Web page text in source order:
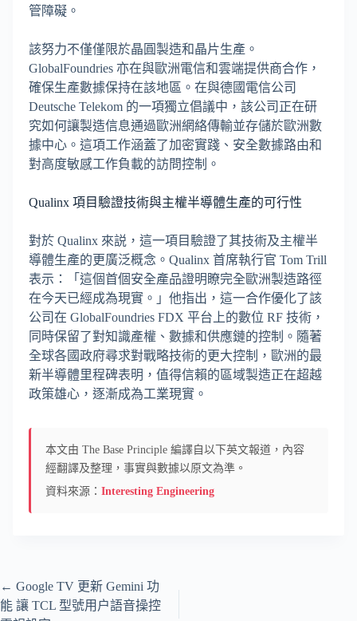
管障礙。
該努力不僅僅限於晶圓製造和晶片生產。
GlobalFoundries 亦在與歐洲電信和雲端提供商合作，
確保生產數據保持在該地區。在與德國電信公司
Deutsche Telekom 的一項獨立倡議中，該公司正在研
究如何讓製造信息通過歐洲網絡傳輸並存儲於歐洲數
據中心。這項工作涵蓋了加密實踐、安全數據路由和
對高度敏感工作負載的訪問控制。
Qualinx 項目驗證技術與主權半導體生產的可行性
對於 Qualinx 來説，這一項目驗證了其技術及主權半
導體生產的更廣泛概念。Qualinx 首席執行官 Tom Trill
表示：「這個首個安全產品證明瞭完全歐洲製造路徑
在今天已經成為現實。」他指出，這一合作優化了該
公司在 GlobalFoundries FDX 平台上的數位 RF 技術，
同時保留了對知識產權、數據和供應鏈的控制。隨著
全球各國政府尋求對戰略技術的更大控制，歐洲的最
新半導體里程碑表明，值得信賴的區域製造正在超越
政策雄心，逐漸成為工業現實。
本文由 The Base Principle 編譯自以下英文報道，內容
經翻譯及整理，事實與數據以原文為準。
資料來源： Interesting Engineering
← Google TV 更新 Gemini 功
能 讓 TCL 型號用户語音操控